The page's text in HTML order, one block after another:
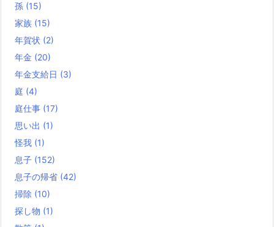
孫 (15)
家族 (15)
年賀状 (2)
年金 (20)
年金支給日 (3)
庭 (4)
庭仕事 (17)
思い出 (1)
怪我 (1)
息子 (152)
息子の帰省 (42)
掃除 (10)
探し物 (1)